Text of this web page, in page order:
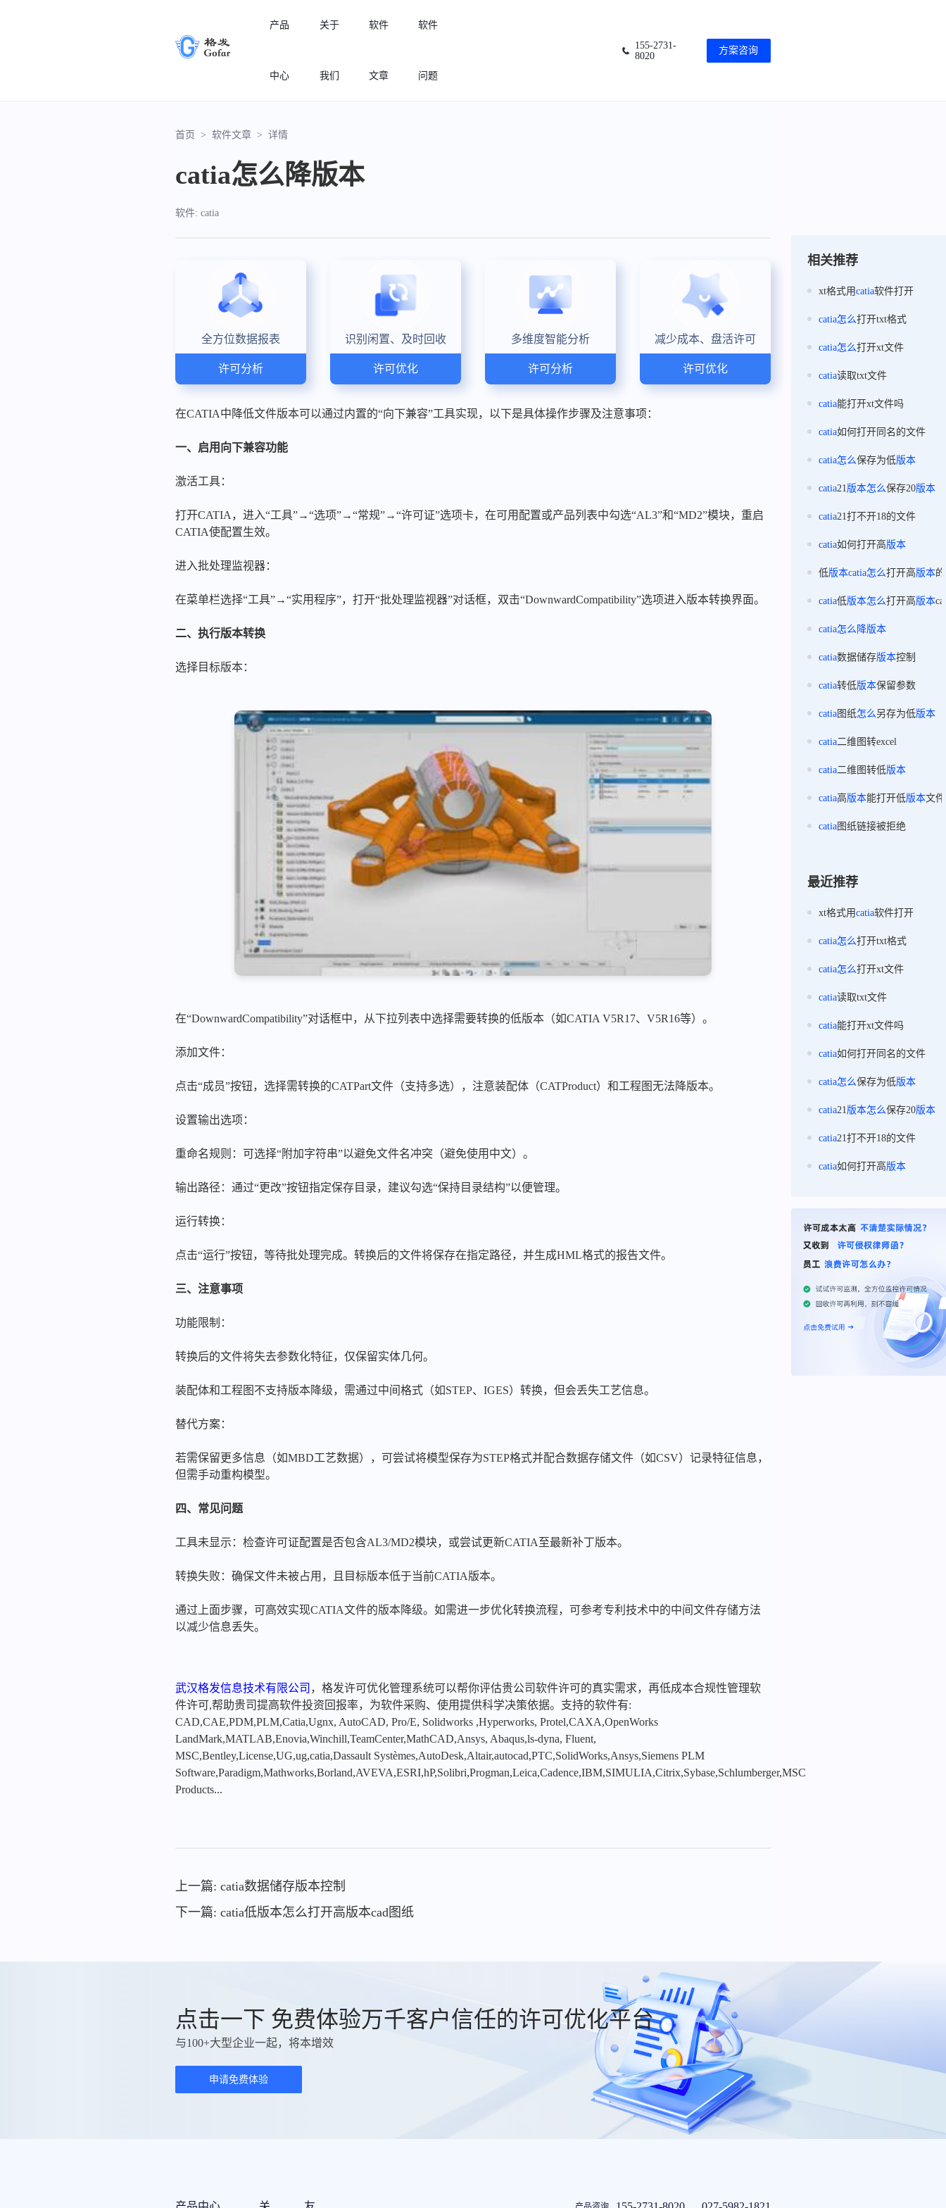
产品
中心
许可分析
实现专业软件许可精细化管理
关于
我们
软件
文章
软件
问题
155-2731-
8020
方案咨询
首页 > 软件文章 > 详情
catia怎么降版本
软件: catia
全方位数据报表
许可分析
识别闲置、及时回收
许可优化
多维度智能分析
许可分析
减少成本、盘活许可
许可优化
在CATIA中降低文件版本可以通过内置的“向下兼容”工具实现，以下是具体操作步骤及注意事项：
一、启用向下兼容功能
激活工具：
打开CATIA，进入“工具”→“选项”→“常规”→“许可证”选项卡，在可用配置或产品列表中勾选“AL3”和“MD2”模块，重启
CATIA使配置生效。
进入批处理监视器：
在菜单栏选择“工具”→“实用程序”，打开“批处理监视器”对话框，双击“DownwardCompatibility”选项进入版本转换界面。
二、执行版本转换
选择目标版本：
在“DownwardCompatibility”对话框中，从下拉列表中选择需要转换的低版本（如CATIA V5R17、V5R16等）。
添加文件：
点击“成员”按钮，选择需转换的CATPart文件（支持多选），注意装配体（CATProduct）和工程图无法降版本。
设置输出选项：
重命名规则：可选择“附加字符串”以避免文件名冲突（避免使用中文）。
输出路径：通过“更改”按钮指定保存目录，建议勾选“保持目录结构”以便管理。
运行转换：
点击“运行”按钮，等待批处理完成。转换后的文件将保存在指定路径，并生成HML格式的报告文件。
三、注意事项
功能限制：
转换后的文件将失去参数化特征，仅保留实体几何。
装配体和工程图不支持版本降级，需通过中间格式（如STEP、IGES）转换，但会丢失工艺信息。
替代方案：
若需保留更多信息（如MBD工艺数据），可尝试将模型保存为STEP格式并配合数据存储文件（如CSV）记录特征信息，
但需手动重构模型。
四、常见问题
工具未显示：检查许可证配置是否包含AL3/MD2模块，或尝试更新CATIA至最新补丁版本。
转换失败：确保文件未被占用，且目标版本低于当前CATIA版本。
通过上面步骤，可高效实现CATIA文件的版本降级。如需进一步优化转换流程，可参考专利技术中的中间文件存储方法
以减少信息丢失。
武汉格发信息技术有限公司 ，格发许可优化管理系统可以帮你评估贵公司软件许可的真实需求，再低成本合规性管理软
件许可,帮助贵司提高软件投资回报率，为软件采购、使用提供科学决策依据。支持的软件有:
CAD,CAE,PDM,PLM,Catia,Ugnx, AutoCAD, Pro/E, Solidworks ,Hyperworks, Protel,CAXA,OpenWorks
LandMark,MATLAB,Enovia,Winchill,TeamCenter,MathCAD,Ansys, Abaqus,ls-dyna, Fluent,
MSC,Bentley,License,UG,ug,catia,Dassault Systèmes,AutoDesk,Altair,autocad,PTC,SolidWorks,Ansys,Siemens PLM
Software,Paradigm,Mathworks,Borland,AVEVA,ESRI,hP,Solibri,Progman,Leica,Cadence,IBM,SIMULIA,Citrix,Sybase,Schlumberger,MSC
Products...
上一篇: catia数据储存版本控制
下一篇: catia低版本怎么打开高版本cad图纸
相关推荐
xt格式用catia软件打开
catia怎么打开txt格式
catia怎么打开xt文件
catia读取txt文件
catia能打开xt文件吗
catia如何打开同名的文件
catia怎么保存为低版本
catia21版本怎么保存20版本
catia21打不开18的文件
catia如何打开高版本
低版本catia怎么打开高版本的
catia低版本怎么打开高版本
catia怎么 降版本
catia数据储存版本控制
catia转低版本保留参数
catia图纸怎么另存为低版本
catia二维图转excel
catia二维图转低版本
catia高版本能打开低版本文
catia图纸链接被拒绝
最近推荐
xt格式用catia软件打开
catia怎么打开txt格式
catia怎么打开xt文件
catia读取txt文件
catia能打开xt文件吗
catia如何打开同名的文件
catia怎么保存为低版本
catia21版本怎么保存20版本
catia21打不开18的文件
catia如何打开高版本
点击一下 免费体验万千客户信任的许可优化平台
与100+大型企业一起，将本增效
申请免费体验